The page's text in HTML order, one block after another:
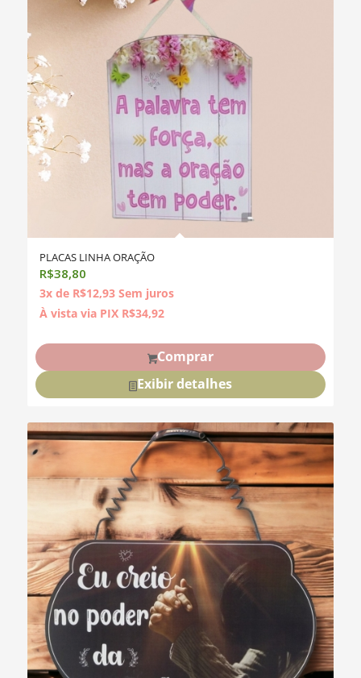
PLACAS LINHA ORAÇÃO
R$38,80
3x de R$12,93 Sem juros
À vista via PIX R$34,92
Comprar
Exibir detalhes